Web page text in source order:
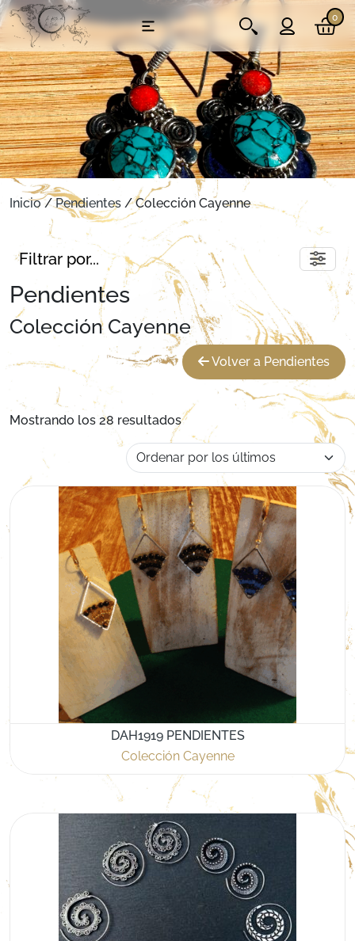
0
Inicio/Pendientes / Colección Cayenne
Filtrar por...
Pendientes
Colección Cayenne
Volver a Pendientes
Mostrando los 28 resultadosOrdenado por los últimos
DAH1919 PENDIENTES
Colección Cayenne